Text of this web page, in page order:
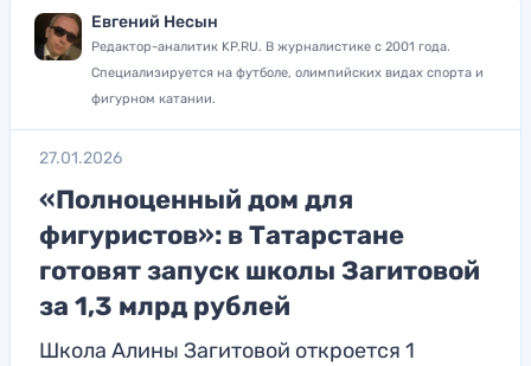
Евгений Несын
Редактор-аналитик KP.RU. В журналистике с 2001 года.
Специализируется на футболе, олимпийских видах спорта и
фигурном катании.
27.01.2026
«Полноценный дом для
фигуристов»: в Татарстане
готовят запуск школы Загитовой
за 1,3 млрд рублей
Школа Алины Загитовой откроется 1